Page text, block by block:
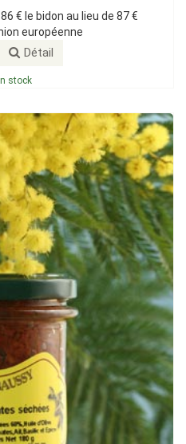
€ le bidon au lieu de 87 €
européenne
Détail
stock